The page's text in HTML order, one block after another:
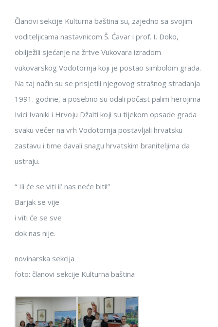
Članovi sekcije Kulturna baština su, zajedno sa svojim
voditeljicama nastavnicom Š. Ćavar i prof. I. Doko,
obilježili sjećanje na žrtve Vukovara izradom
vukovarskog Vodotornja koji je postao simbolom grada.
Na taj način su se prisjetili njegovog strašnog stradanja
1991. godine, a posebno su odali počast palim herojima
Ivici Ivaniki i Hrvoju Džalti koji su tijekom opsade grada
svaku večer na vrh Vodotornja postavljali hrvatsku
zastavu i time davali snagu hrvatskim braniteljima da
ustraju.
“ Ili će se viti il’ nas neće biti!”
Barjak se vije
i viti će se sve
dok nas nije.
novinarska sekcija
foto: članovi sekcije Kulturna baština